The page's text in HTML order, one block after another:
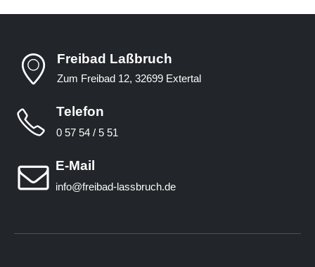
Freibad Laßbruch
Zum Freibad 12, 32699 Extertal
Telefon
0 57 54 / 5 51
E-Mail
info@freibad-lassbruch.de